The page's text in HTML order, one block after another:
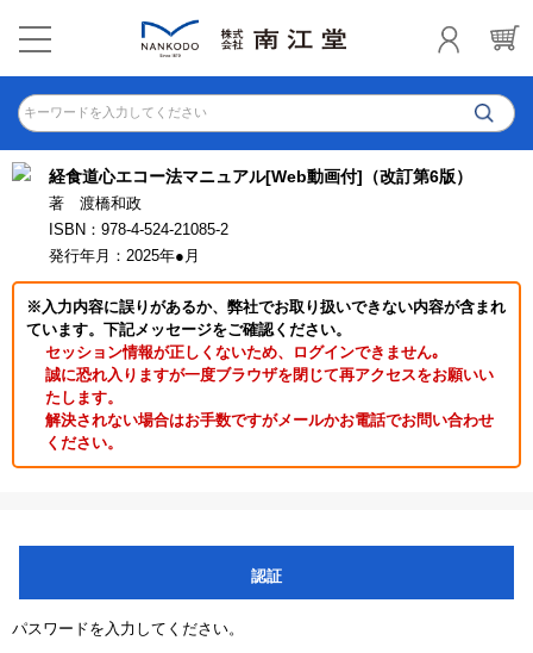
キーワードを入力してください
経食道心エコー法マニュアル[Web動画付]（改訂第6版）
著 渡橋和政
ISBN：978-4-524-21085-2
発行年月：2025年●月
※入力内容に誤りがあるか、弊社でお取り扱いできない内容が含まれ
ています。下記メッセージをご確認ください。
セッション情報が正しくないため、ログインできません｡
誠に恐れ入りますが一度ブラウザを閉じて再アクセスをお願いい
たします。
解決されない場合はお手数ですがメールかお電話でお問い合わせ
ください。
認証
パスワードを入力してください。